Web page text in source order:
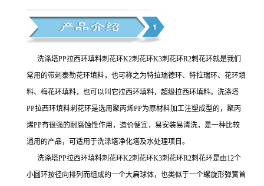
洗涤塔PP拉西环填料刺花环K2刺花环K3刺花环R2刺花环就是我们
常用的带刺泰勒花环填料，也可称之为特拉瑞德环、特拉瑞环、花环填
料、梅花环填料，也可以叫它拉西环填料，超级拉西环填料。洗涤塔
PP拉西环填料刺花环是选用聚丙烯PP为原材料加工注塑成型的，聚丙
烯PP有很强的耐腐蚀性作用，造价便宜，易安装易清洗，是一种比较
通用的产品，可适用于洗涤塔净化塔及水处理项目。
洗涤塔PP拉西环填料刺花环K2刺花环K3刺花环R2刺花环是由12个
小圆环按径向排列而组成的一个大扁球体，也类似于一个螺旋形弹簧首